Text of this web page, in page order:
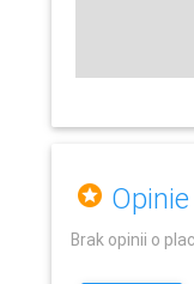
Opinie
Brak opinii o